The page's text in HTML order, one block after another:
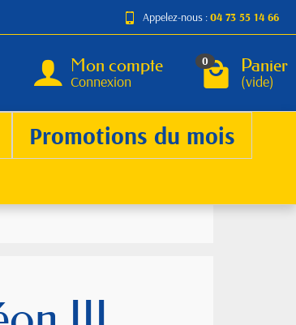
Appelez-nous :04 73 55 14 66
Mon compte
Connexion
0 Panier
(vide)
Promotions du mois